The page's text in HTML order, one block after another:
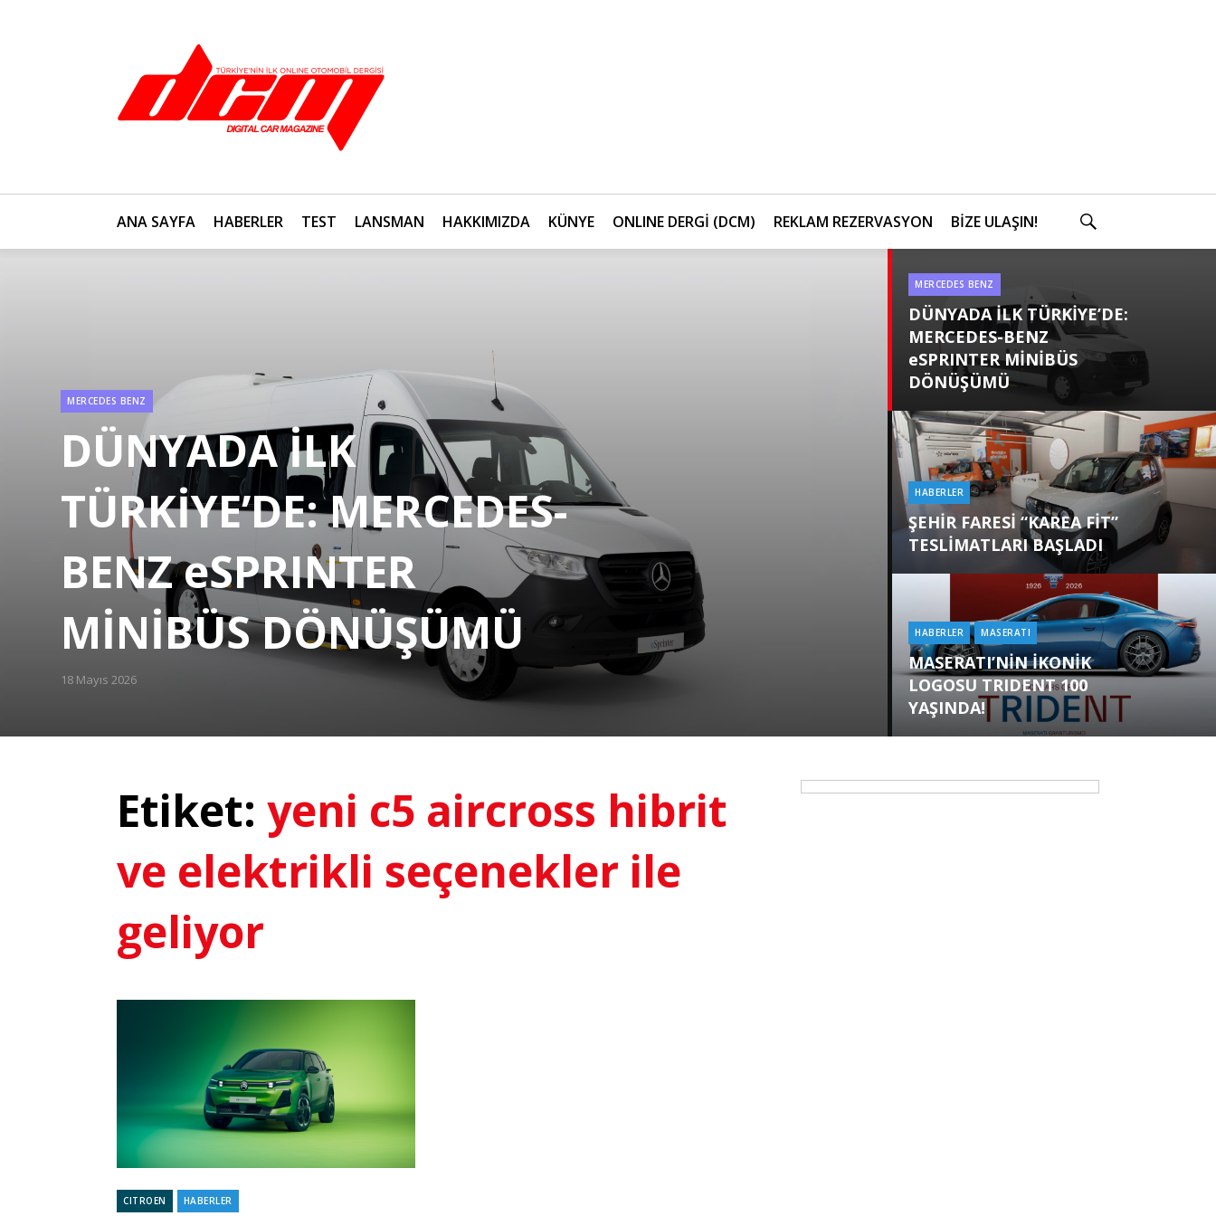
ANA SAYFA HABERLER TEST LANSMAN HAKKIMIZDA KÜNYE ONLINE DERGİ (DCM) REKLAM REZERVASYON BİZE ULAŞIN!
SEARCH
Categories
MERCEDES BENZ
DÜNYADA İLK
TÜRKİYE’DE: MERCEDES-
BENZ eSPRINTER
MİNİBÜS DÖNÜŞÜMÜ
Posted
18 Mayıs 2026
Categories
MERCEDES BENZ
DÜNYADA İLK TÜRKİYE’DE:
MERCEDES-BENZ
eSPRINTER MİNİBÜS
DÖNÜŞÜMÜ
Categories
HABERLER
ŞEHİR FARESİ “KAREA FİT”
TESLİMATLARI BAŞLADI
Categories
HABERLER MASERATI
MASERATI’NİN İKONİK
LOGOSU TRIDENT 100
YAŞINDA!
Etiket: yeni c5 aircross hibrit
ve elektrikli seçenekler ile
geliyor
Categories
CITROEN HABERLER